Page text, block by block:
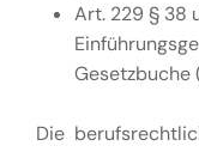
Art. 229 § 38
Gesetzbuche
Die